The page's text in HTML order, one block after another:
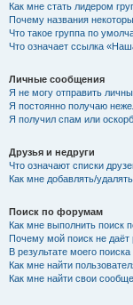
Как мне стать лидером
Почему названия
Что такое группа по
Что означает ссылка
Личные сообщения
Я не могу отправить
Я постоянно получаю
Я получил спам или
Друзья и недруги
Что означают списки
Как мне добавлять/
Поиск по форумам
Как мне выполнить
Почему мой поиск не даёт
В результате моего
Как мне найти
Как мне найти свои